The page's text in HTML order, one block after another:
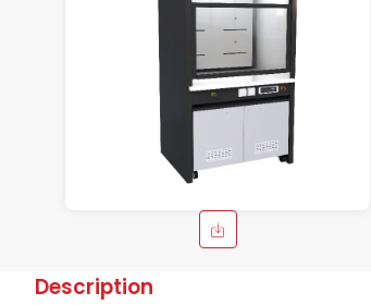
Description